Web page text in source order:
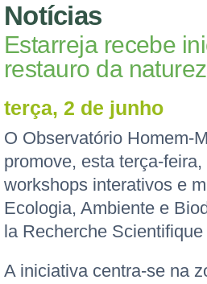
Notícias
Estarreja recebe
restauro da
terça, 2 de junho
O Observatório Homem-
promove, esta terça-
workshops interativos e
Ecologia, Ambiente e
la Recherche
A iniciativa centra-se na